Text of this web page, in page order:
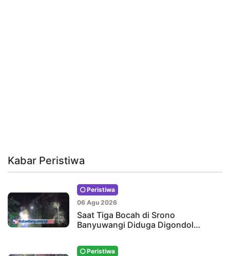
Kabar Peristiwa
Peristiwa
06 Agu 2026
Saat Tiga Bocah di Srono
Banyuwangi Diduga Digondol…
Peristiwa